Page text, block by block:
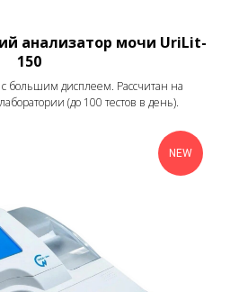
анализатор мочи UriLit-
150
большим дисплеем. Рассчитан на
(до 100 тестов в день).
NEW